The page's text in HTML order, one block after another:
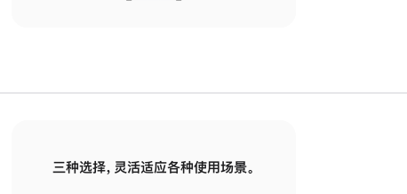
面
面
三种选择，灵活适应各种使用场景。